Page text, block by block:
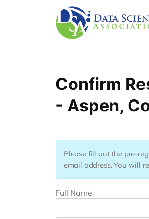
Skip to main content
Confirm
- Aspen,
Please fill out the pre-
email address. You will
Full Name